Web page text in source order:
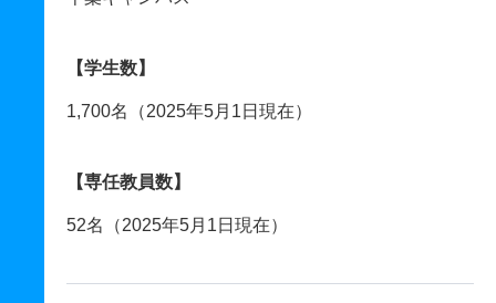
【学生数】
1,700名（2025年5月1日現在）
【専任教員数】
52名（2025年5月1日現在）